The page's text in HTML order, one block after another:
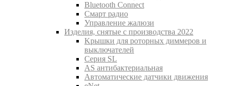
Bluetooth Connect
Смарт радио
Управление жалюзи
Изделия, снятые с производства 2022
Kрышки для роторных диммеров и
выключателей
Серия SL
AS антибактериальная
Aвтоматические датчики движения